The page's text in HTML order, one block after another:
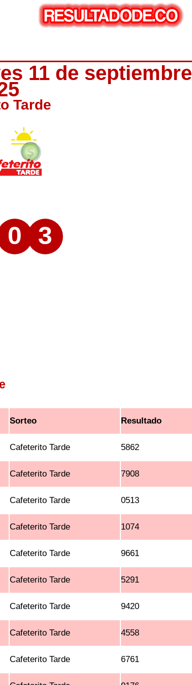
11 de septiembre
Tarde
0 3
Sorteo Resultado
Cafeterito Tarde 5862
Cafeterito Tarde 7908
Cafeterito Tarde 0513
Cafeterito Tarde 1074
Cafeterito Tarde 9661
Cafeterito Tarde 5291
Cafeterito Tarde 9420
Cafeterito Tarde 4558
Cafeterito Tarde 6761